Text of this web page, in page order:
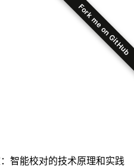
Fork me on GitHub
智能校对的技术原理和实践